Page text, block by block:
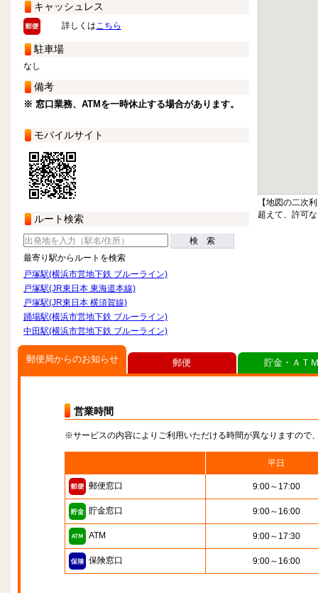
キャッシュレス
詳しくはこちら
駐車場
なし
備考
※ 窓口業務、ATMを一時休止する場合があります。
モバイルサイト
ルート検索
検 索
最寄り駅からルートを検索
戸塚駅(横浜市営地下鉄 ブルーライン)
戸塚駅(JR東日本 東海道本線)
戸塚駅(JR東日本 横須賀線)
踊場駅(横浜市営地下鉄 ブルーライン)
中田駅(横浜市営地下鉄 ブルーライン)
【地図の二次
超えて、許可
郵便局からのお知らせ
営業時間
※サービスの内容によりご利用いただける時間が異なりますので
平日
郵便窓口 9:00～17:00
貯金窓口 9:00～16:00
ATM 9:00～17:30
保険窓口 9:00～16:00
郵便 貯金・ＡＴ